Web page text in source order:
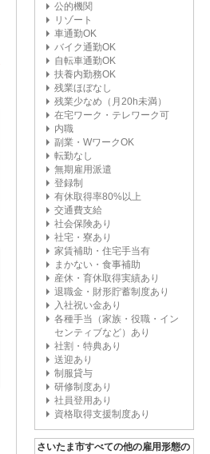
公的機関
リゾート
車通勤OK
バイク通勤OK
自転車通勤OK
扶養内勤務OK
残業ほぼなし
残業少なめ（月20h未満）
在宅ワーク・テレワーク可
内職
副業・WワークOK
転勤なし
無期雇用派遣
登録制
有休取得率80%以上
交通費支給
社会保険あり
社宅・寮あり
家賃補助・住宅手当有
まかない・食事補助
産休・育休取得実績あり
退職金・財形貯蓄制度あり
入社祝い金あり
各種手当（家族・役職・イン
センティブなど）あり
社割・特典あり
送迎あり
制服貸与
研修制度あり
社員登用あり
資格取得支援制度あり
さいたま市すべての他の雇用形態の